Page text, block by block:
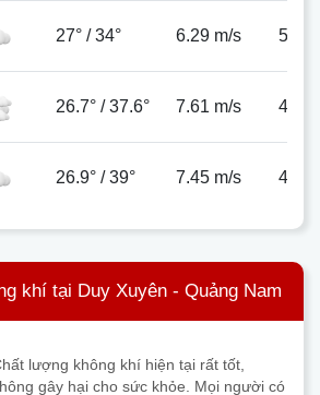
27° /34° 6.29 m/s 50%
26.7° /37.6° 7.61 m/s 44%
26.9° /39° 7.45 m/s 44%
khí tại Duy Xuyên - Quảng Nam
lượng không khí hiện tại rất tốt,
gây hại cho sức khỏe. Mọi người có